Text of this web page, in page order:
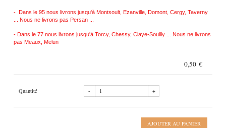
- Dans le 95 nous livrons jusqu'à Montsoult, Ezanville, Domont, Cergy, Taverny
... Nous ne livrons pas Persan ...
- Dans le 77 nous livrons jusqu'à Torcy, Chessy, Claye-Souilly ... Nous ne livrons
pas Meaux, Melun
0,50 €
Quantité - +
AJOUTER AU PANIER